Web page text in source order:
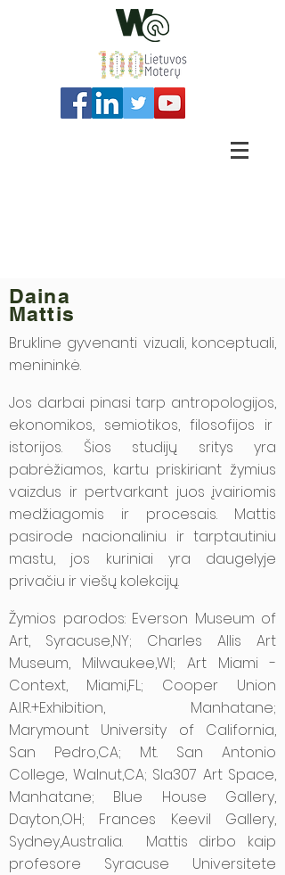
Daina
Mattis
Brukline gyvenanti vizuali, konceptuali,
menininkė.
Jos darbai pinasi tarp antropologijos,
ekonomikos, semiotikos, filosofijos ir
istorijos. Šios studijų sritys yra
pabrėžiamos, kartu priskiriant žymius
vaizdus ir pertvarkant juos įvairiomis
medžiagomis ir procesais. Mattis
pasirode nacionaliniu ir tarptautiniu
mastu, jos kuriniai yra daugelyje
privačiu ir viešų kolekcijų.
Žymios parodos: Everson Museum of
Art, Syracuse,NY; Charles Allis Art
Museum, Milwaukee,WI; Art Miami -
Context, Miami,FL; Cooper Union
A.I.R.+Exhibition, Manhatane;
Marymount University of California,
San Pedro,CA; Mt. San Antonio
College, Walnut,CA; Sla307 Art Space,
Manhatane; Blue House Gallery,
Dayton,OH; Frances Keevil Gallery,
Sydney,Australia. Mattis dirbo kaip
profesore Syracuse Universitete